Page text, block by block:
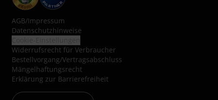
AGB/Impressum
Datenschutzhinweise
Widerrufsrecht für Verbraucher
Bestellvorgang/Vertragsabschluss
Mängelhaftungsrecht
Erklärung zur Barrierefreiheit